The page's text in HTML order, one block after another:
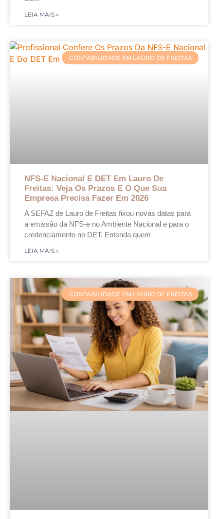
LEIA MAIS »
CONTABILIDADE EM LAURO DE FREITAS
NFS-E Nacional E DET Em Lauro De
Freitas: Veja Os Prazos E O Que Sua
Empresa Precisa Fazer Em 2026
A SEFAZ de Lauro de Freitas fixou novas datas para
a emissão da NFS-e no Ambiente Nacional e para o
credenciamento no DET. Entenda quem
LEIA MAIS »
CONTABILIDADE EM LAURO DE FREITAS